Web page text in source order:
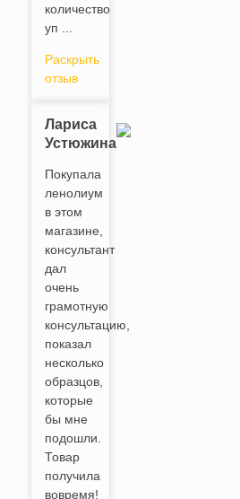
количество
уп ...
Раскрыть
отзыв
Лариса
Устюжина
Покупала
ленолиум
в этом
магазине,
консультант
дал
очень
грамотную
консультацию,
показал
несколько
образцов,
которые
бы мне
подошли.
Товар
получила
вовремя!